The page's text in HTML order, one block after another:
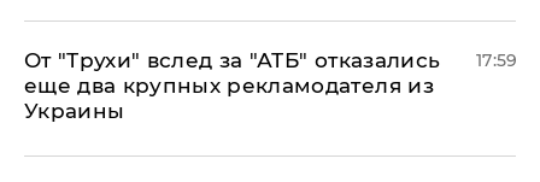
От "Трухи" вслед за "АТБ" отказались
еще два крупных рекламодателя из
Украины
17:59